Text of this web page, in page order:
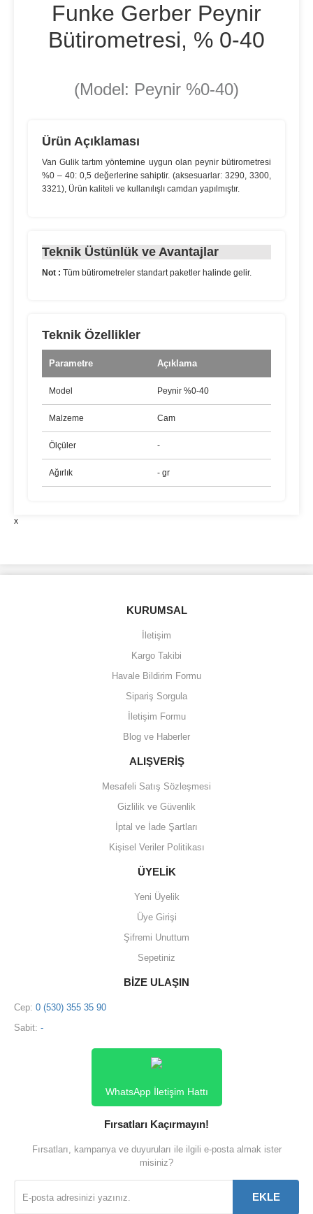
Funke Gerber Peynir
Bütirometresi, % 0-40
(Model: Peynir %0-40)
Ürün Açıklaması
Van Gulik tartım yöntemine uygun olan peynir bütirometresi
%0 – 40: 0,5 değerlerine sahiptir. (aksesuarlar: 3290, 3300,
3321), Ürün kaliteli ve kullanılışlı camdan yapılmıştır.
Teknik Üstünlük ve Avantajlar
Not : Tüm bütirometreler standart paketler halinde gelir.
Teknik Özellikler
Parametre Açıklama
Model Peynir %0-40
Malzeme Cam
Ölçüler -
Ağırlık - gr
x
Bu ürüne ilk yorumu siz yapın!
Ürün resmi kalitesiz, bozuk veya görüntülenemiyor.
Ürün açıklamasında eksik bilgiler bulunuyor.
Ürün bilgilerinde hatalar bulunuyor.
Ürün fiyatı diğer sitelerden daha pahalı.
Bu ürüne benzer farklı alternatifler olmalı.
Gönder
KURUMSAL
İletişim
Kargo Takibi
Havale Bildirim Formu
Sipariş Sorgula
İletişim Formu
Blog ve Haberler
ALIŞVERİŞ
Mesafeli Satış Sözleşmesi
Gizlilik ve Güvenlik
İptal ve İade Şartları
Kişisel Veriler Politikası
ÜYELİK
Yeni Üyelik
Üye Girişi
Şifremi Unuttum
Sepetiniz
BİZE ULAŞIN
Cep: 0 (530) 355 35 90
Sabit: -
WhatsApp İletişim Hattı
Fırsatları Kaçırmayın!
Fırsatları, kampanya ve duyuruları ile ilgili e-posta almak ister
misiniz?
EKLE